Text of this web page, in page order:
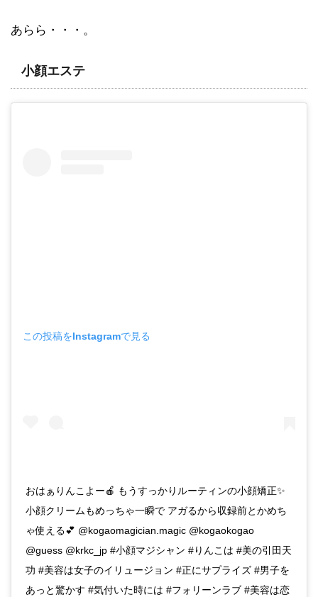
あらら・・・。
小顔エステ
この投稿をInstagramで見る
おはぁりんこよー🍎 もうすっかりルーティンの小顔矯正✨
小顔クリームもめっちゃ一瞬で アガるから収録前とかめち
ゃ使える💕 @kogaomagician.magic @kogaokogao
@guess @krkc_jp #小顔マジシャン #りんこは #美の引田天
功 #美容は女子のイリュージョン #正にサプライズ #男子を
あっと驚かす #気付いた時には #フォリーンラブ #美容は恋